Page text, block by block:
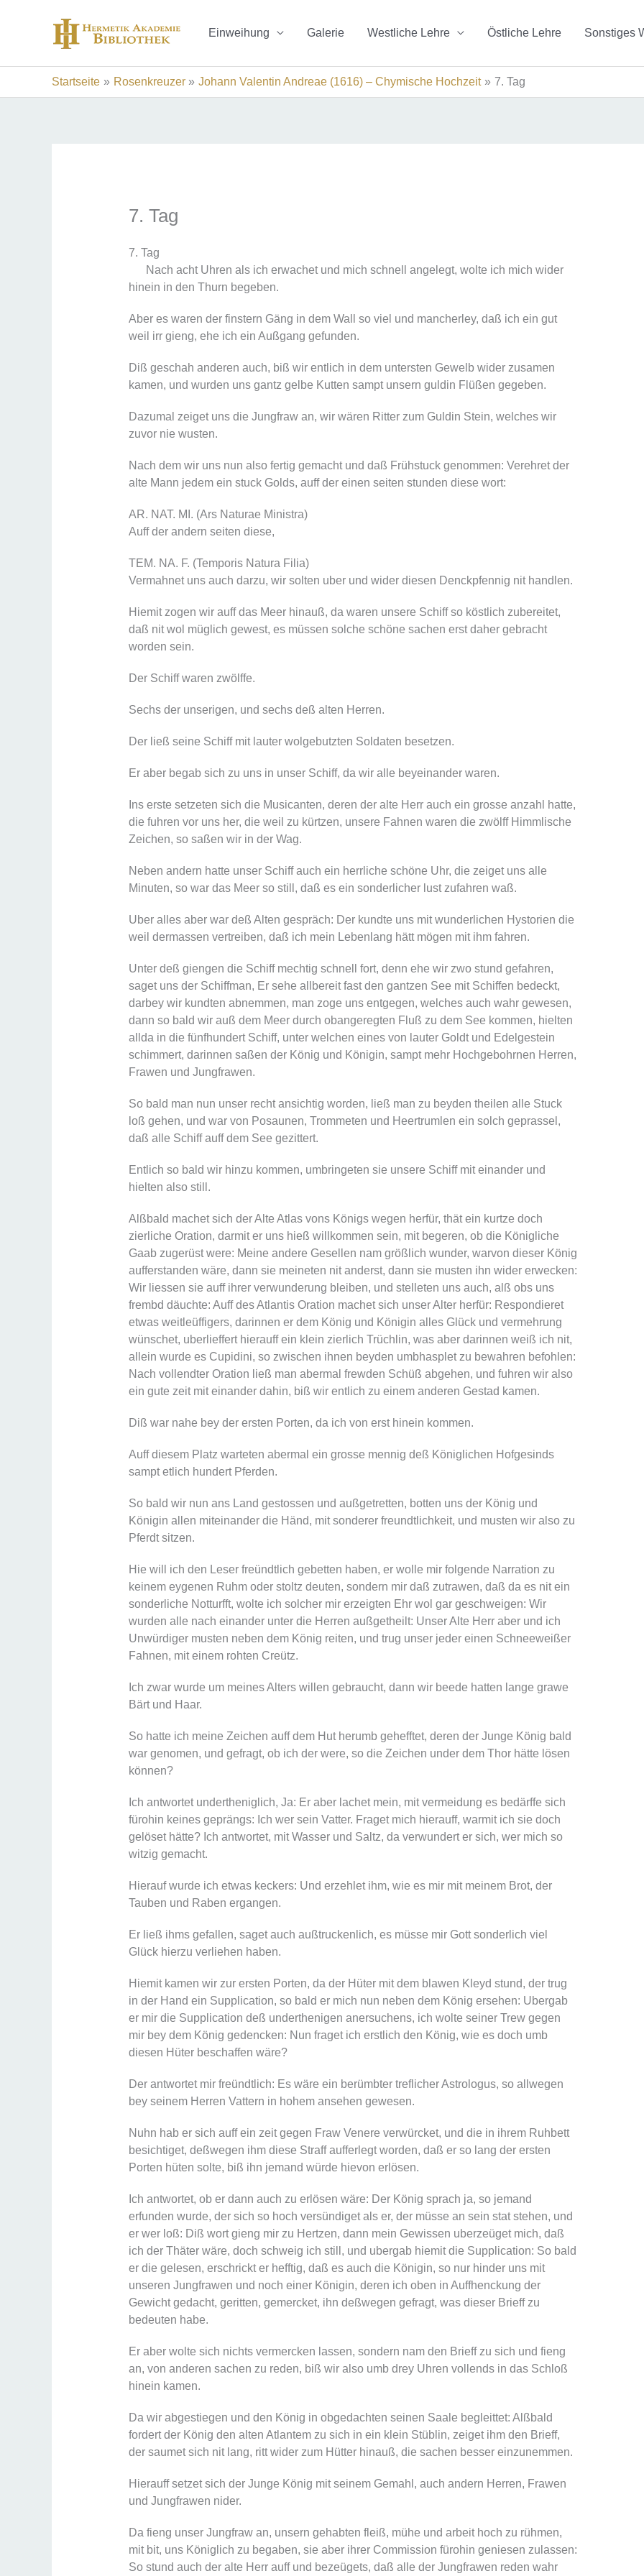
Einweihung Galerie Westliche Lehre Östliche Lehre Sonstiges
Startseite Rosenkreuzer Johann Valentin Andreae (1616) – Chymische Hochzeit 7. Tag
7. Tag
7. Tag
Nach acht Uhren als ich erwachet und mich schnell angelegt, wolte ich mich wider
hinein in den Thurn begeben.
Aber es waren der finstern Gäng in dem Wall so viel und mancherley, daß ich ein gut
weil irr gieng, ehe ich ein Außgang gefunden.
Diß geschah anderen auch, biß wir entlich in dem untersten Gewelb wider zusamen
kamen, und wurden uns gantz gelbe Kutten sampt unsern guldin Flüßen gegeben.
Dazumal zeiget uns die Jungfraw an, wir wären Ritter zum Guldin Stein, welches wir
zuvor nie wusten.
Nach dem wir uns nun also fertig gemacht und daß Frühstuck genommen: Verehret der
alte Mann jedem ein stuck Golds, auff der einen seiten stunden diese wort:
AR. NAT. MI. (Ars Naturae Ministra)
Auff der andern seiten diese,
TEM. NA. F. (Temporis Natura Filia)
Vermahnet uns auch darzu, wir solten uber und wider diesen Denckpfennig nit handlen.
Hiemit zogen wir auff das Meer hinauß, da waren unsere Schiff so köstlich zubereitet,
daß nit wol müglich gewest, es müssen solche schöne sachen erst daher gebracht
worden sein.
Der Schiff waren zwölffe.
Sechs der unserigen, und sechs deß alten Herren.
Der ließ seine Schiff mit lauter wolgebutzten Soldaten besetzen.
Er aber begab sich zu uns in unser Schiff, da wir alle beyeinander waren.
Ins erste setzeten sich die Musicanten, deren der alte Herr auch ein grosse anzahl hatte,
die fuhren vor uns her, die weil zu kürtzen, unsere Fahnen waren die zwölff Himmlische
Zeichen, so saßen wir in der Wag.
Neben andern hatte unser Schiff auch ein herrliche schöne Uhr, die zeiget uns alle
Minuten, so war das Meer so still, daß es ein sonderlicher lust zufahren waß.
Uber alles aber war deß Alten gespräch: Der kundte uns mit wunderlichen Hystorien die
weil dermassen vertreiben, daß ich mein Lebenlang hätt mögen mit ihm fahren.
Unter deß giengen die Schiff mechtig schnell fort, denn ehe wir zwo stund gefahren,
saget uns der Schiffman, Er sehe allbereit fast den gantzen See mit Schiffen bedeckt,
darbey wir kundten abnemmen, man zoge uns entgegen, welches auch wahr gewesen,
dann so bald wir auß dem Meer durch obangeregten Fluß zu dem See kommen, hielten
allda in die fünfhundert Schiff, unter welchen eines von lauter Goldt und Edelgestein
schimmert, darinnen saßen der König und Königin, sampt mehr Hochgebohrnen Herren,
Frawen und Jungfrawen.
So bald man nun unser recht ansichtig worden, ließ man zu beyden theilen alle Stuck
loß gehen, und war von Posaunen, Trommeten und Heertrumlen ein solch geprassel,
daß alle Schiff auff dem See gezittert.
Entlich so bald wir hinzu kommen, umbringeten sie unsere Schiff mit einander und
hielten also still.
Alßbald machet sich der Alte Atlas vons Königs wegen herfür, thät ein kurtze doch
zierliche Oration, darmit er uns hieß willkommen sein, mit begeren, ob die Königliche
Gaab zugerüst were: Meine andere Gesellen nam größlich wunder, warvon dieser König
aufferstanden wäre, dann sie meineten nit anderst, dann sie musten ihn wider erwecken:
Wir liessen sie auff ihrer verwunderung bleiben, und stelleten uns auch, alß obs uns
frembd däuchte: Auff des Atlantis Oration machet sich unser Alter herfür: Respondieret
etwas weitleüffigers, darinnen er dem König und Königin alles Glück und vermehrung
wünschet, uberlieffert hierauff ein klein zierlich Trüchlin, was aber darinnen weiß ich nit,
allein wurde es Cupidini, so zwischen ihnen beyden umbhasplet zu bewahren befohlen:
Nach vollendter Oration ließ man abermal frewden Schüß abgehen, und fuhren wir also
ein gute zeit mit einander dahin, biß wir entlich zu einem anderen Gestad kamen.
Diß war nahe bey der ersten Porten, da ich von erst hinein kommen.
Auff diesem Platz warteten abermal ein grosse mennig deß Königlichen Hofgesinds
sampt etlich hundert Pferden.
So bald wir nun ans Land gestossen und außgetretten, botten uns der König und
Königin allen miteinander die Händ, mit sonderer freundtlichkeit, und musten wir also zu
Pferdt sitzen.
Hie will ich den Leser freündtlich gebetten haben, er wolle mir folgende Narration zu
keinem eygenen Ruhm oder stoltz deuten, sondern mir daß zutrawen, daß da es nit ein
sonderliche Notturfft, wolte ich solcher mir erzeigten Ehr wol gar geschweigen: Wir
wurden alle nach einander unter die Herren außgetheilt: Unser Alte Herr aber und ich
Unwürdiger musten neben dem König reiten, und trug unser jeder einen Schneeweißer
Fahnen, mit einem rohten Creütz.
Ich zwar wurde um meines Alters willen gebraucht, dann wir beede hatten lange grawe
Bärt und Haar.
So hatte ich meine Zeichen auff dem Hut herumb gehefftet, deren der Junge König bald
war genomen, und gefragt, ob ich der were, so die Zeichen under dem Thor hätte lösen
können?
Ich antwortet undertheniglich, Ja: Er aber lachet mein, mit vermeidung es bedärffe sich
fürohin keines geprängs: Ich wer sein Vatter. Fraget mich hierauff, warmit ich sie doch
gelöset hätte? Ich antwortet, mit Wasser und Saltz, da verwundert er sich, wer mich so
witzig gemacht.
Hierauf wurde ich etwas keckers: Und erzehlet ihm, wie es mir mit meinem Brot, der
Tauben und Raben ergangen.
Er ließ ihms gefallen, saget auch außtruckenlich, es müsse mir Gott sonderlich viel
Glück hierzu verliehen haben.
Hiemit kamen wir zur ersten Porten, da der Hüter mit dem blawen Kleyd stund, der trug
in der Hand ein Supplication, so bald er mich nun neben dem König ersehen: Ubergab
er mir die Supplication deß underthenigen anersuchens, ich wolte seiner Trew gegen
mir bey dem König gedencken: Nun fraget ich erstlich den König, wie es doch umb
diesen Hüter beschaffen wäre?
Der antwortet mir freündtlich: Es wäre ein berümbter treflicher Astrologus, so allwegen
bey seinem Herren Vattern in hohem ansehen gewesen.
Nuhn hab er sich auff ein zeit gegen Fraw Venere verwürcket, und die in ihrem Ruhbett
besichtiget, deßwegen ihm diese Straff aufferlegt worden, daß er so lang der ersten
Porten hüten solte, biß ihn jemand würde hievon erlösen.
Ich antwortet, ob er dann auch zu erlösen wäre: Der König sprach ja, so jemand
erfunden wurde, der sich so hoch versündiget als er, der müsse an sein stat stehen, und
er wer loß: Diß wort gieng mir zu Hertzen, dann mein Gewissen uberzeüget mich, daß
ich der Thäter wäre, doch schweig ich still, und ubergab hiemit die Supplication: So bald
er die gelesen, erschrickt er hefftig, daß es auch die Königin, so nur hinder uns mit
unseren Jungfrawen und noch einer Königin, deren ich oben in Auffhenckung der
Gewicht gedacht, geritten, gemercket, ihn deßwegen gefragt, was dieser Brieff zu
bedeuten habe.
Er aber wolte sich nichts vermercken lassen, sondern nam den Brieff zu sich und fieng
an, von anderen sachen zu reden, biß wir also umb drey Uhren vollends in das Schloß
hinein kamen.
Da wir abgestiegen und den König in obgedachten seinen Saale begleittet: Alßbald
fordert der König den alten Atlantem zu sich in ein klein Stüblin, zeiget ihm den Brieff,
der saumet sich nit lang, ritt wider zum Hütter hinauß, die sachen besser einzunemmen.
Hierauff setzet sich der Junge König mit seinem Gemahl, auch andern Herren, Frawen
und Jungfrawen nider.
Da fieng unser Jungfraw an, unsern gehabten fleiß, mühe und arbeit hoch zu rühmen,
mit bit, uns Königlich zu begaben, sie aber ihrer Commission fürohin geniesen zulassen:
So stund auch der alte Herr auff und bezeügets, daß alle der Jungfrawen reden wahr